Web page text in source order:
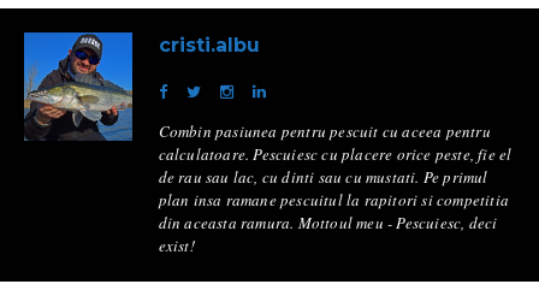
cristi.albu
Combin pasiunea pentru pescuit cu aceea pentru
calculatoare. Pescuiesc cu placere orice peste, fie el
de rau sau lac, cu dinti sau cu mustati. Pe primul
plan insa ramane pescuitul la rapitori si competitia
din aceasta ramura. Mottoul meu - Pescuiesc, deci
exist!